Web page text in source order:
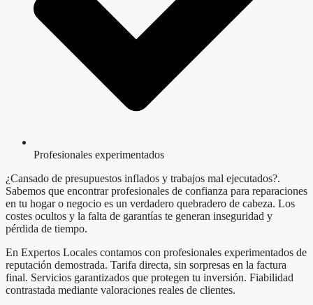
Profesionales experimentados
¿Cansado de presupuestos inflados y trabajos mal ejecutados?.
Sabemos que encontrar profesionales de confianza para reparaciones
en tu hogar o negocio es un verdadero quebradero de cabeza. Los
costes ocultos y la falta de garantías te generan inseguridad y
pérdida de tiempo.
En Expertos Locales contamos con profesionales experimentados de
reputación demostrada. Tarifa directa, sin sorpresas en la factura
final. Servicios garantizados que protegen tu inversión. Fiabilidad
contrastada mediante valoraciones reales de clientes.